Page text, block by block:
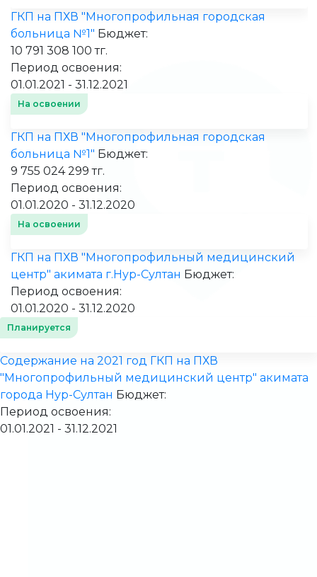
ГКП на ПХВ "Многопрофильная городская
больница №1" Бюджет:
10 791 308 100 тг.
Период освоения:
01.01.2021 - 31.12.2021
На освоении
ГКП на ПХВ "Многопрофильная городская
больница №1" Бюджет:
9 755 024 299 тг.
Период освоения:
01.01.2020 - 31.12.2020
На освоении
ГКП на ПХВ "Многопрофильный медицинский
центр" акимата г.Нур-Султан Бюджет:
Период освоения:
01.01.2020 - 31.12.2020
Планируется
Содержание на 2021 год ГКП на ПХВ
"Многопрофильный медицинский центр" акимата
города Нур-Султан Бюджет:
Период освоения:
01.01.2021 - 31.12.2021